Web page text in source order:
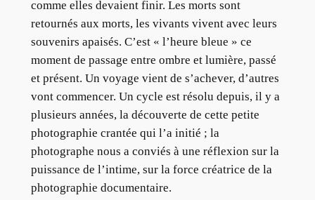
comme elles devaient finir. Les morts sont
retournés aux morts, les vivants vivent avec leurs
souvenirs apaisés. C’est « l’heure bleue » ce
moment de passage entre ombre et lumière, passé
et présent. Un voyage vient de s’achever, d’autres
vont commencer. Un cycle est résolu depuis, il y a
plusieurs années, la découverte de cette petite
photographie crantée qui l’a initié ; la
photographe nous a conviés à une réflexion sur la
puissance de l’intime, sur la force créatrice de la
photographie documentaire.